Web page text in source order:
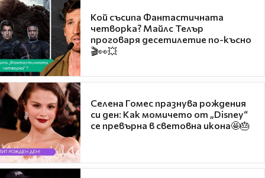
Кой съсипа Фантастичната
четворка? Майлс Телър
проговаря десетилетие по-късно
🎬👀💥
Селена Гомес празнува рождения
си ден: Как момичето от „Disney“
се превърна в световна икона🤩🎂